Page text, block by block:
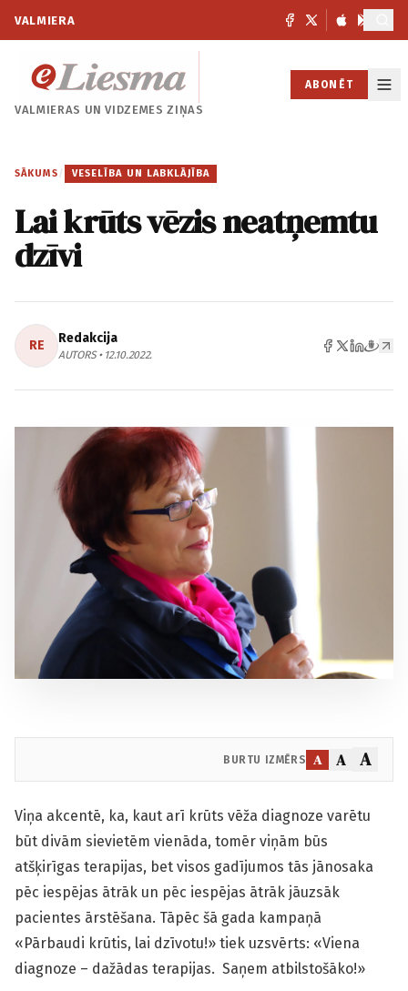
VALMIERA
VALMIERAS UNVIDZEMES ZIŅAS
ABONĒT
SĀKUMS / VESELĪBA UN LABKLĀJĪBA
Lai krūts vēzis neatņemtu
dzīvi
RE Redakcija
AUTORS • 12.10.2022.
BURTU IZMĒRS A A A
Viņa akcentē, ka, kaut arī krūts vēža diagnoze varētu
būt divām sievietēm vienāda, tomēr viņām būs
atšķirīgas terapijas, bet visos gadījumos tās jānosaka
pēc iespējas ātrāk un pēc iespējas ātrāk jāuzsāk
pacientes ārstēšana. Tāpēc šā gada kampaņā
«Pārbaudi krūtis, lai dzīvotu!» tiek uzsvērts: «Viena
diagnoze – dažādas terapijas. Saņem atbilstošāko!»